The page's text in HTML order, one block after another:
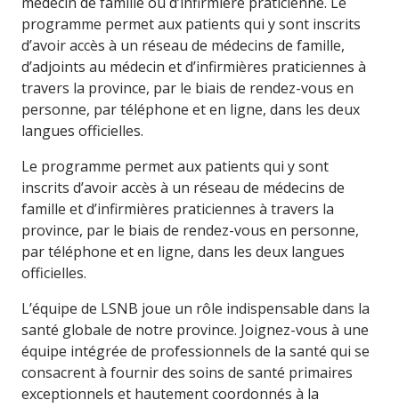
programme permet aux patients qui y sont inscrits
d’avoir accès à un réseau de médecins de famille,
d’adjoints au médecin et d’infirmières praticiennes à
travers la province, par le biais de rendez-vous en
personne, par téléphone et en ligne, dans les deux
langues officielles.
Le programme permet aux patients qui y sont
inscrits d’avoir accès à un réseau de médecins de
famille et d’infirmières praticiennes à travers la
province, par le biais de rendez-vous en personne,
par téléphone et en ligne, dans les deux langues
officielles.
L’équipe de LSNB joue un rôle indispensable dans la
santé globale de notre province. Joignez-vous à une
équipe intégrée de professionnels de la santé qui se
consacrent à fournir des soins de santé primaires
exceptionnels et hautement coordonnés à la